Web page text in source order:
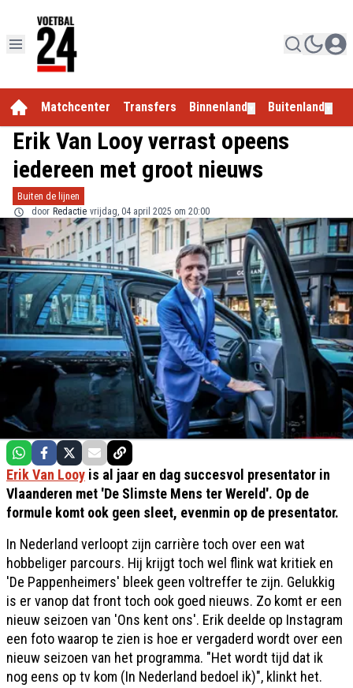
Matchcenter Transfers Binnenland Buitenland
Erik Van Looy verrast opeens
iedereen met groot nieuws
Buiten de lijnen
door Redactie vrijdag, 04 april 2025 om 20:00
Erik Van Looy is al jaar en dag succesvol presentator in
Vlaanderen met 'De Slimste Mens ter Wereld'. Op de
formule komt ook geen sleet, evenmin op de presentator.
In Nederland verloopt zijn carrière toch over een wat
hobbeliger parcours. Hij krijgt toch wel flink wat kritiek en
'De Pappenheimers' bleek geen voltreffer te zijn. Gelukkig
is er vanop dat front toch ook goed nieuws. Zo komt er een
nieuw seizoen van 'Ons kent ons'. Erik deelde op Instagram
een foto waarop te zien is hoe er vergaderd wordt over een
nieuw seizoen van het programma. "Het wordt tijd dat ik
nog eens op tv kom (In Nederland bedoel ik)", klinkt het.